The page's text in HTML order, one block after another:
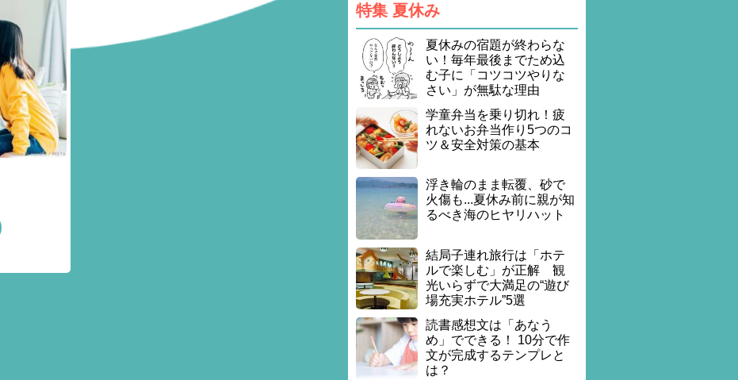
特集 夏休み
夏休みの宿題が終わらな
い！毎年最後までため込
む子に「コツコツやりな
さい」が無駄な理由
学童弁当を乗り切れ！疲
れないお弁当作り5つのコ
ツ＆安全対策の基本
浮き輪のまま転覆、砂で
火傷も...夏休み前に親が知
るべき海のヒヤリハット
結局子連れ旅行は「ホテ
ルで楽しむ」が正解 観
光いらずで大満足の“遊び
場充実ホテル”5選
読書感想文は「あなう
め」でできる！ 10分で作
文が完成するテンプレと
は？